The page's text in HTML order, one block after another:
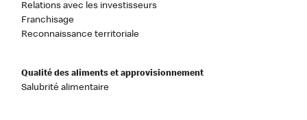
Relations avec les investisseurs
Franchisage
Reconnaissance territoriale
Qualité des aliments et approvisionnement
Salubrité alimentaire